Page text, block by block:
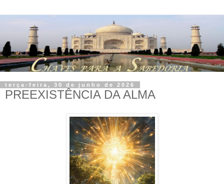
terça-feira, 30 de junho de 2026
PREEXISTÊNCIA DA ALMA